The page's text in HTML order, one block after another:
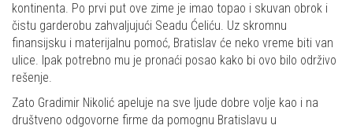
kontinenta. Po prvi put ove zime je imao topao i skuvan obrok i
čistu garderobu zahvaljujući Seadu Ćeliću. Uz skromnu
finansijsku i materijalnu pomoć, Bratislav će neko vreme biti van
ulice. Ipak potrebno mu je pronaći posao kako bi ovo bilo održivo
rešenje.
Zato Gradimir Nikolić apeluje na sve ljude dobre volje kao i na
društveno odgovorne firme da pomognu Bratislavu u